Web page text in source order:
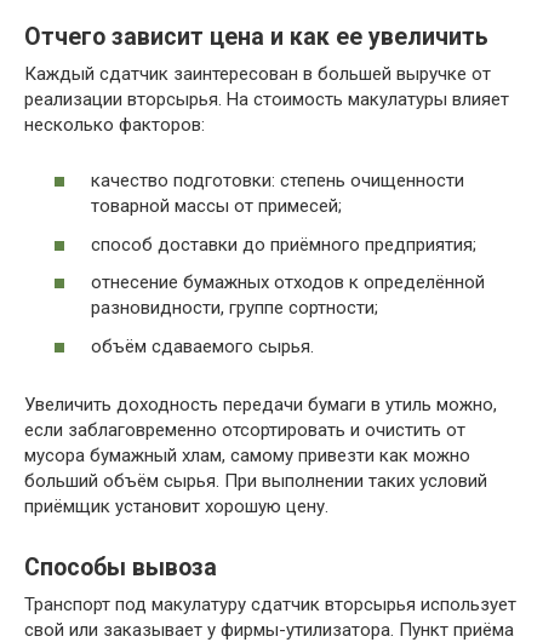
Отчего зависит цена и как ее увеличить
Каждый сдатчик заинтересован в большей выручке от
реализации вторсырья. На стоимость макулатуры влияет
несколько факторов:
качество подготовки: степень очищенности
товарной массы от примесей;
способ доставки до приёмного предприятия;
отнесение бумажных отходов к определённой
разновидности, группе сортности;
объём сдаваемого сырья.
Увеличить доходность передачи бумаги в утиль можно,
если заблаговременно отсортировать и очистить от
мусора бумажный хлам, самому привезти как можно
больший объём сырья. При выполнении таких условий
приёмщик установит хорошую цену.
Способы вывоза
Транспорт под макулатуру сдатчик вторсырья использует
свой или заказывает у фирмы-утилизатора. Пункт приёма